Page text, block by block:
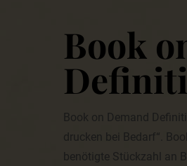
Book
Book on Demand
drucken bei Bedarf“.
benötigte Stückzahl an